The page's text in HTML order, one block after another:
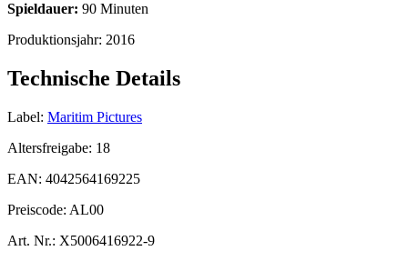
Spieldauer: 90 Minuten
Produktionsjahr: 2016
Technische Details
Label: Maritim Pictures
Altersfreigabe: 18
EAN: 4042564169225
Preiscode: AL00
Art. Nr.: X5006416922-9